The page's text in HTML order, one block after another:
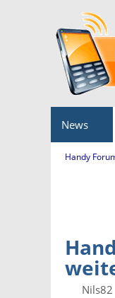
News
Handy
Nils82